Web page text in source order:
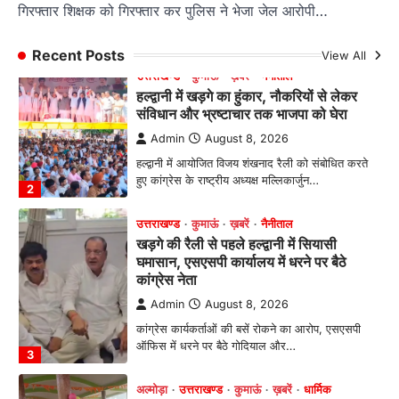
गिरफ्तार शिक्षक को गिरफ्तार कर पुलिस ने भेजा जेल आरोपी…
Recent Posts View All
हुए कांग्रेस के राष्ट्रीय अध्यक्ष मल्लिकार्जुन…
3
उत्तराखण्ड कुमाऊं ख़बरें नैनीताल
खड़गे की रैली से पहले हल्द्वानी में सियासी
घमासान, एसएसपी कार्यालय में धरने पर बैठे
कांग्रेस नेता
Admin August 8, 2026
कांग्रेस कार्यकर्ताओं की बसें रोकने का आरोप, एसएसपी
ऑफिस में धरने पर बैठे गोदियाल और…
4
अल्मोड़ा उत्तराखण्ड कुमाऊं ख़बरें
मानिला देवी मंदिर में श्रीमद्भागवत कथा के चतुर्थ
दिवस धूमधाम से मनाया गया श्रीकृष्ण जन्मोत्सव,
राज्य मंत्री कैलाश पंत ने किया कथा श्रवण
Admin August 6, 2026
रानीखेत। मानिला देवी मंदिर, कमराड़/विनायक क्षेत्र में
आयोजित श्रीमद्भागवत कथा के चतुर्थ दिवस गुरुवार को…
अल्मोड़ा उत्तराखण्ड ख़बरें